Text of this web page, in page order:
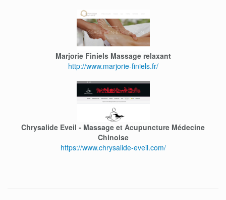
Marjorie Finiels Massage relaxant
http://www.marjorie-finiels.fr/
Chrysalide Eveil - Massage et Acupuncture Médecine
Chinoise
https://www.chrysalide-eveil.com/